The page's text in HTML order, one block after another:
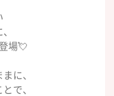
場💘
に、
で、